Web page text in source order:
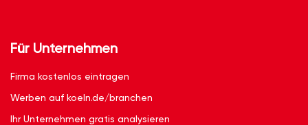
Für Unternehmen
Firma kostenlos eintragen
Werben auf koeln.de/branchen
Ihr Unternehmen gratis analysieren